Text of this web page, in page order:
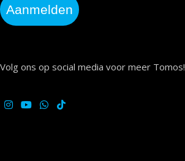
Aanmelden
Volg ons op social media voor meer Tomos!